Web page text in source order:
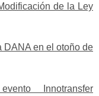
de la Ley
DANA en el otoño de
Innotransfer